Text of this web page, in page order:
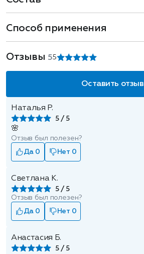
Способ применения
Отзывы 55
Оставить отзыв
Наталья Р.
5
🌸
Отзыв был полезен?
Да 0
Нет 0
Светлана К.
5
Отзыв был полезен?
Да 0
Нет 0
Анастасия Б.
5